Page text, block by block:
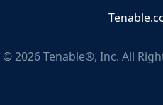
©2026Tenable®, Inc. All